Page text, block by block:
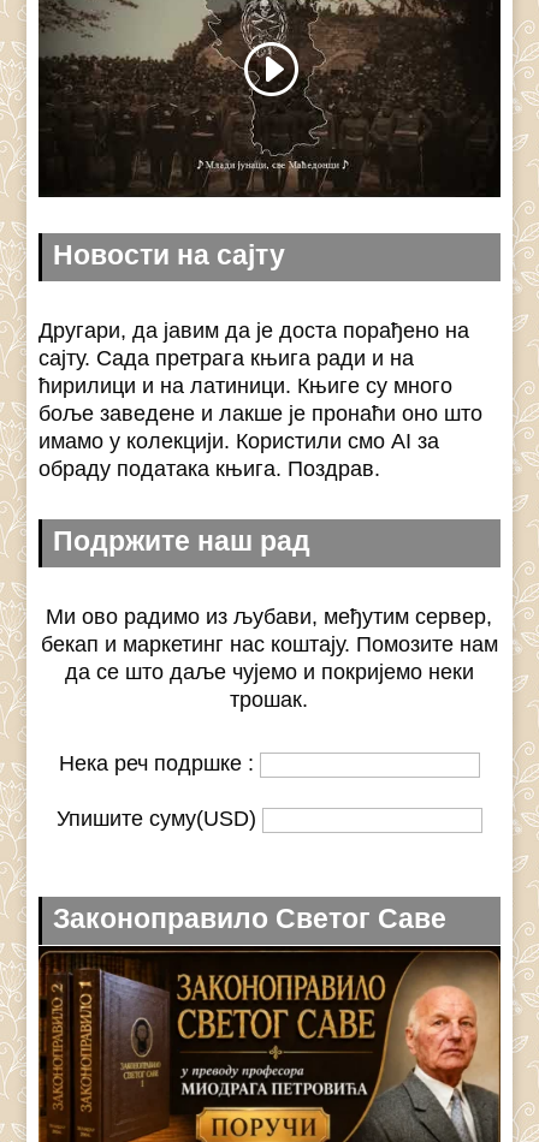
Новости на сајту
Другари, да јавим да је доста порађено на
сајту. Сада претрага књига ради и на
ћирилици и на латиници. Књиге су много
боље заведене и лакше је пронаћи оно што
имамо у колекцији. Користили смо AI за
обраду података књига. Поздрав.
Подржите наш рад
Ми ово радимо из љубави, међутим сервер,
бекап и маркетинг нас коштају. Помозите нам
да се што даље чујемо и покријемо неки
трошак.
Нека реч подршке :
Упишите суму(USD)
Законоправило Светог Саве